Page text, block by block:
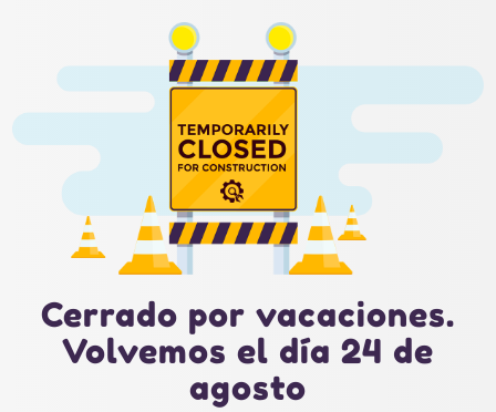
Cerrado por vacaciones.
Volvemos el día 24 de
agosto